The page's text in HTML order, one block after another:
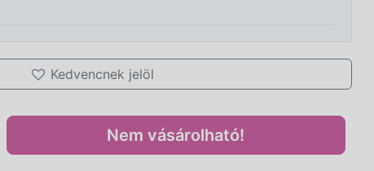
Kedvencnek jelöl
Nem vásárolható!